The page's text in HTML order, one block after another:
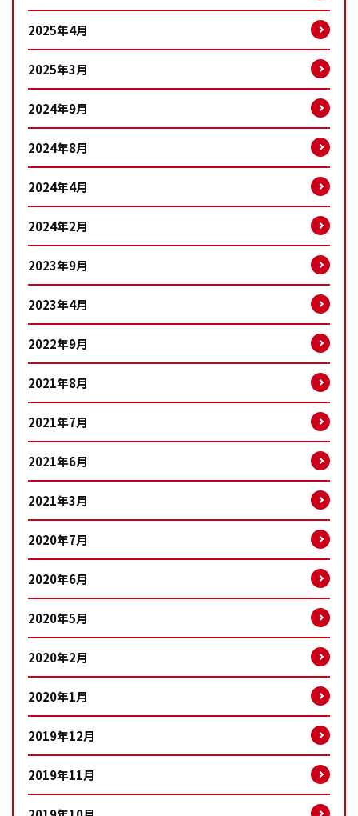
2025年4月
2025年3月
2024年9月
2024年8月
2024年4月
2024年2月
2023年9月
2023年4月
2022年9月
2021年8月
2021年7月
2021年6月
2021年3月
2020年7月
2020年6月
2020年5月
2020年2月
2020年1月
2019年12月
2019年11月